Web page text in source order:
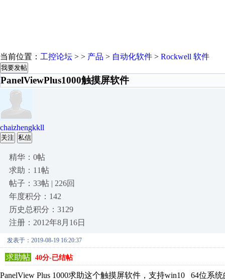
当前位置： 工控论坛 > > 产品 > 自动化软件 > Rockwell 软件
我要发帖
PanelViewPlus1000触摸屏软件
chaizhengkkll
关注 私信
精华：0帖
求助：11帖
帖子：33帖 | 226回
年度积分：142
历史总积分：3129
注册：2012年8月16日
发表于：2019-08-19 16:20:37
求助帖 40分-已结帖
PanelView Plus 1000求助这个触摸屏软件，支持win10 64位系